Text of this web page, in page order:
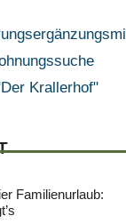
Krallerhof"
Familienurlaub: